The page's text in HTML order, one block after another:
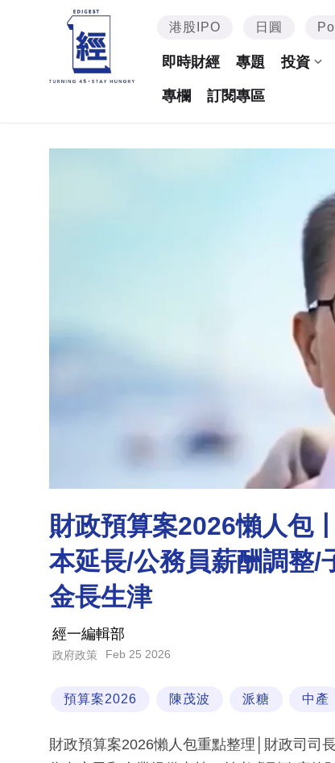
港股IPO 日圓
即時財經 專題 投資
專欄 訂閱專區
財政預算案2026懶人包
本延長/公務員薪酬調整/
金長生津
經一編輯部
政府政策 Feb 25 2026
預算案2026 陳茂波 派糖 中產
財政預算案2026懶人包重點整理│財政司司